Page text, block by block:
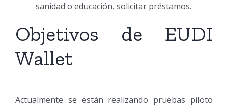
sanidad o educación, solicitar préstamos.
Objetivos de EUDI
Wallet
Actualmente se están realizando pruebas piloto